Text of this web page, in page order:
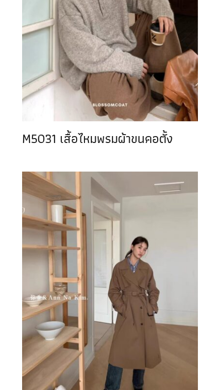
M5031 เสื้อไหมพรมผ้าขนคอตั้ง